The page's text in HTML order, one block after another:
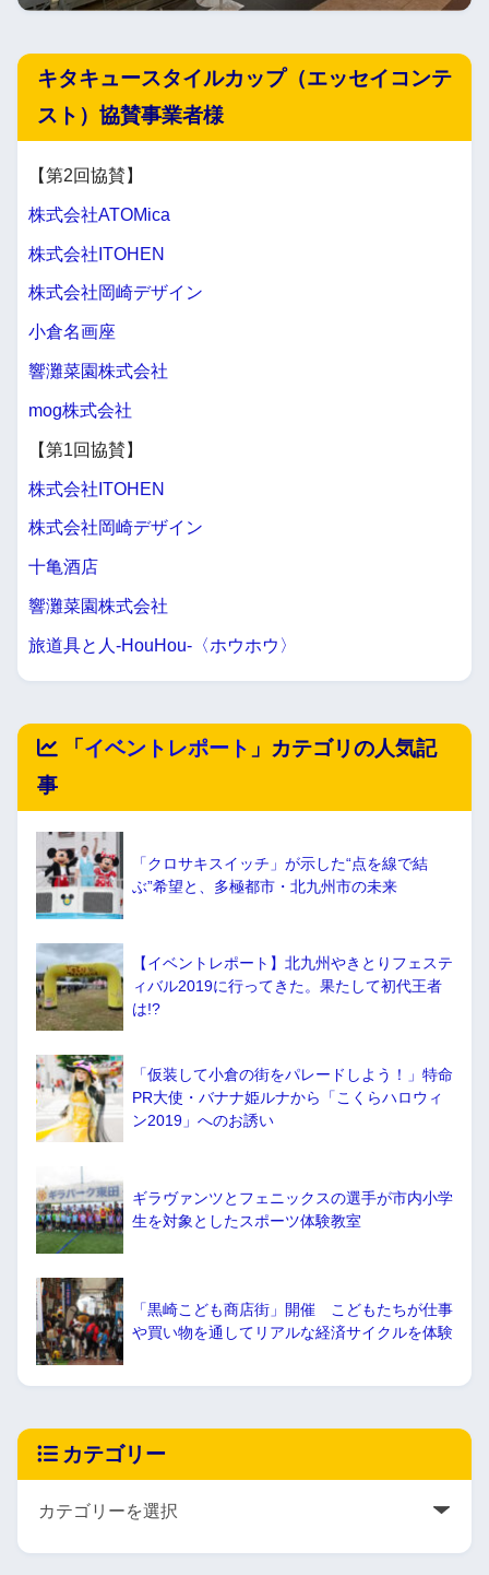
キタキュースタイルカップ（エッセイコンテ
スト）協賛事業者様
【第2回協賛】
株式会社ATOMica
株式会社ITOHEN
株式会社岡崎デザイン
小倉名画座
響灘菜園株式会社
mog株式会社
【第1回協賛】
株式会社ITOHEN
株式会社岡崎デザイン
十亀酒店
響灘菜園株式会社
旅道具と人-HouHou-〈ホウホウ〉
「 イベントレポート 」カテゴリの人気記
事
「クロサキスイッチ」が示した“点を線で結
ぶ”希望と、多極都市・北九州市の未来
【イベントレポート】北九州やきとりフェステ
ィバル2019に行ってきた。果たして初代王者
は!?
「仮装して小倉の街をパレードしよう！」特命
PR大使・バナナ姫ルナから「こくらハロウィ
ン2019」へのお誘い
ギラヴァンツとフェニックスの選手が市内小学
生を対象としたスポーツ体験教室
「黒崎こども商店街」開催 こどもたちが仕事
や買い物を通してリアルな経済サイクルを体験
カテゴリー